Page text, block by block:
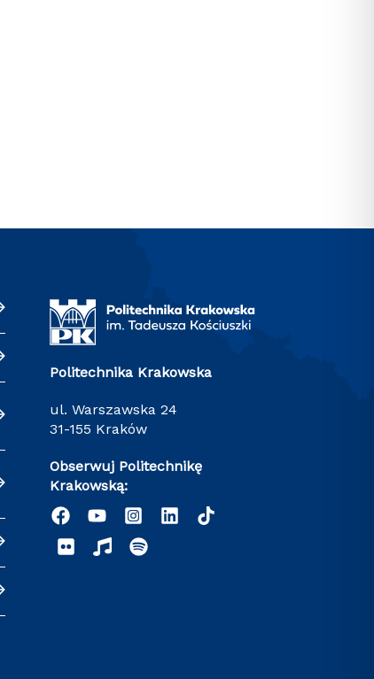
Politechnika Krakowska
ul. Warszawska 24
31-155 Kraków
Obserwuj Politechnikę
Krakowską: